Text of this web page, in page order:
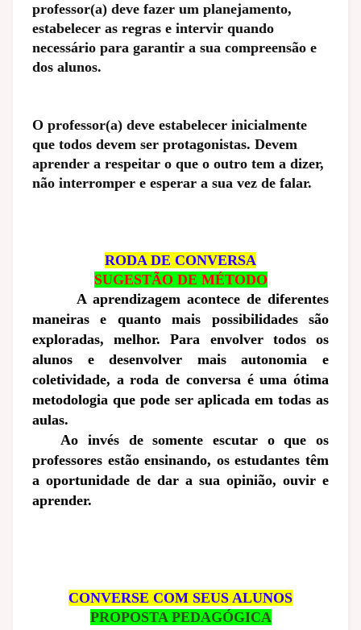
professor(a) deve fazer um planejamento,
estabelecer as regras e intervir quando
necessário para garantir a sua compreensão e
dos alunos.
O professor(a) deve estabelecer inicialmente
que todos devem ser protagonistas. Devem
aprender a respeitar o que o outro tem a dizer,
não interromper e esperar a sua vez de falar.
RODA DE CONVERSA
SUGESTÃO DE MÉTODO
A aprendizagem acontece de diferentes
maneiras e quanto mais possibilidades são
exploradas, melhor. Para envolver todos os
alunos e desenvolver mais autonomia e
coletividade, a roda de conversa é uma ótima
metodologia que pode ser aplicada em todas as
aulas.
Ao invés de somente escutar o que os
professores estão ensinando, os estudantes têm
a oportunidade de dar a sua opinião, ouvir e
aprender.
CONVERSE COM SEUS ALUNOS
PROPOSTA PEDAGÓGICA